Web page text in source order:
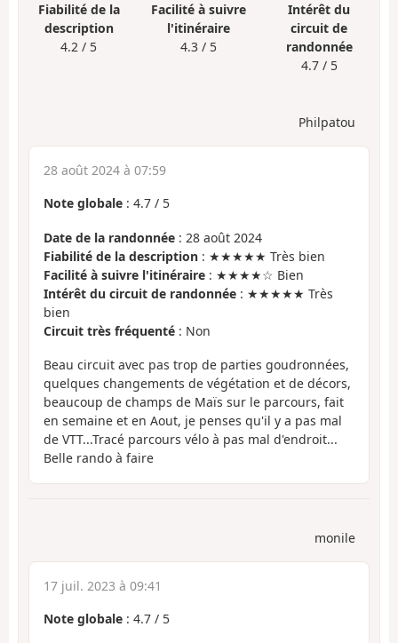
Fiabilité de la
description
4.2 / 5
Facilité à suivre
l'itinéraire
4.3 / 5
Intérêt du
circuit de
randonnée
4.7 / 5
Philpatou
28 août 2024 à 07:59
Note globale : 4.7 / 5
Date de la randonnée : 28 août 2024
Fiabilité de la description : ★★★★★ Très bien
Facilité à suivre l'itinéraire : ★★★★☆ Bien
Intérêt du circuit de randonnée : ★★★★★ Très
bien
Circuit très fréquenté : Non
Beau circuit avec pas trop de parties goudronnées,
quelques changements de végétation et de décors,
beaucoup de champs de Maïs sur le parcours, fait
en semaine et en Aout, je penses qu'il y a pas mal
de VTT...Tracé parcours vélo à pas mal d'endroit...
Belle rando à faire
monile
17 juil. 2023 à 09:41
Note globale : 4.7 / 5